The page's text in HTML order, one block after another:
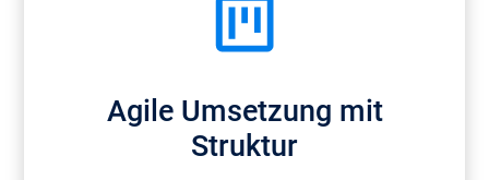
Agile Umsetzung mit
Struktur